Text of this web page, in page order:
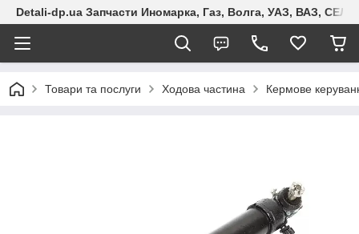
Detali-dp.ua Запчасти Иномарка, Газ, Волга, УАЗ, ВАЗ,
Товари та послуги Ходова частина Кермове